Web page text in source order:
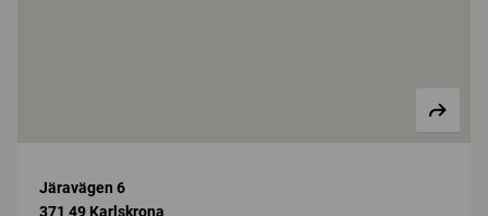
Järavägen 6
371 49 Karlskrona